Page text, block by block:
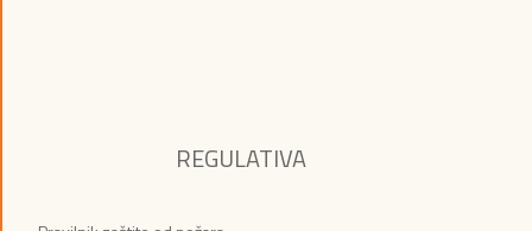
REGULATIVA